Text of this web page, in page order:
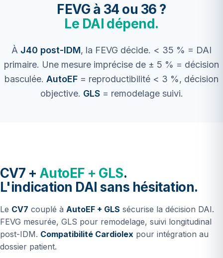
FEVG à 34 ou 36 ?
Le DAI dépend.
À J40 post-IDM, la FEVG décide. < 35 % = DAI
primaire. Une mesure imprécise de ± 5 % = décision
basculée. AutoEF = reproductibilité < 3 %, décision
objective. GLS= remodelage suivi.
CV7 + AutoEF + GLS.
L'indication DAI sans hésitation.
Le CV7 couplé à AutoEF + GLS sécurise la décision DAI.
FEVG mesurée, GLS pour remodelage, suivi longitudinal
post-IDM. Compatibilité Cardiolex pour intégration au
dossier patient.